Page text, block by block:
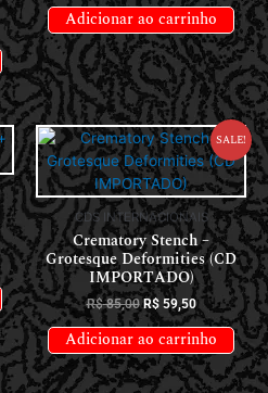
Adicionar ao carrinho
Sale!
CDS INTERNACIONAIS
Crematory Stench –
Grotesque Deformities (CD
IMPORTADO)
R$85,00 R$59,50
Adicionar ao carrinho